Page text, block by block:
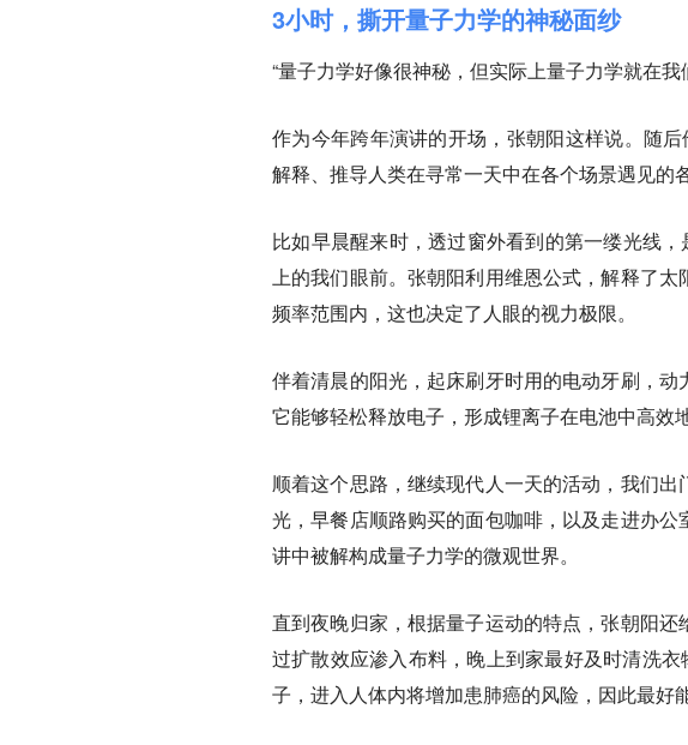
3小时，撕开量子力学的神秘面纱
“量子力学好像很神秘，但实际上量子力学就在我
作为今年跨年演讲的开场，张朝阳这样说。随
解释、推导人类在寻常一天中在各个场景遇见的
比如早晨醒来时，透过窗外看到的第一缕光线
上的我们眼前。张朝阳利用维恩公式，解释了
频率范围内，这也决定了人眼的视力极限。
伴着清晨的阳光，起床刷牙时用的电动牙刷，
它能够轻松释放电子，形成锂离子在电池中高效
顺着这个思路，继续现代人一天的活动，我们
光，早餐店顺路购买的面包咖啡，以及走进办
讲中被解构成量子力学的微观世界。
直到夜晚归家，根据量子运动的特点，张朝阳
过扩散效应渗入布料，晚上到家最好及时清洗
子，进入人体内将增加患肺癌的风险，因此最好